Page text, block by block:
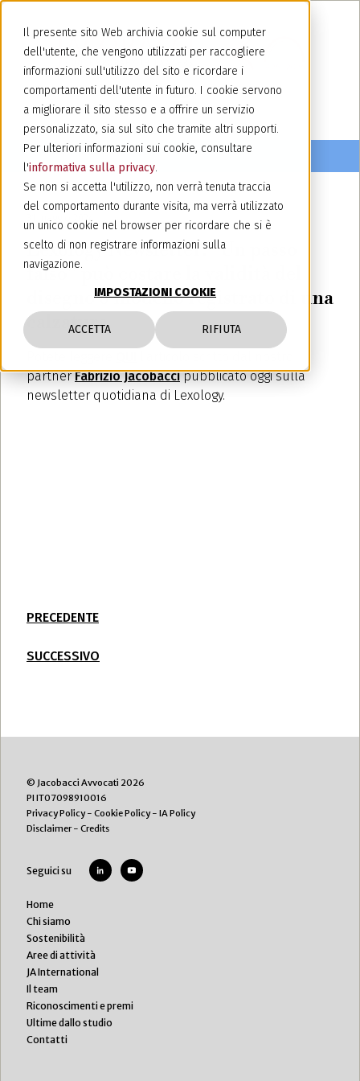
Il presente sito Web archivia cookie sul computer
dell'utente, che vengono utilizzati per raccogliere
informazioni sull'utilizzo del sito e ricordare i
comportamenti dell'utente in futuro. I cookie servono
a migliorare il sito stesso e a offrire un servizio
personalizzato, sia sul sito che tramite altri supporti.
Per ulteriori informazioni sui cookie, consultare
l'informativa sulla privacy.
Se non si accetta l'utilizzo, non verrà tenuta traccia
del comportamento durante visita, ma verrà utilizzato
un unico cookie nel browser per ricordare che si è
scelto di non registrare informazioni sulla
navigazione.
IMPOSTAZIONI COOKIE
ACCETTA RIFIUTA
31 maggio 2024
Lexology Newsletter: “Un passo
falso” può costare la validità del
disegno o modello registrato di una
calzatura
partnerFabrizio Jacobaccipubblicato oggi sulla
newsletter quotidiana di Lexology.
PRECEDENTE
SUCCESSIVO
© Jacobacci Avvocati 2026
PI IT07098910016
Privacy Policy- Cookie Policy- IA Policy
Disclaimer- Credits
Seguici su
Home
Chi siamo
Sostenibilità
Aree di attività
JA International
Il team
Riconoscimenti e premi
Ultime dallo studio
Contatti